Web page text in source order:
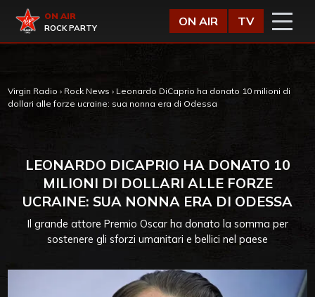
Virgin Radio
ON AIR
ROCK PARTY
ON AIR TV
Virgin Radio › Rock News › Leonardo DiCaprio ha donato 10 milioni di
dollari alle forze ucraine: sua nonna era di Odessa
LEONARDO DICAPRIO HA DONATO 10
MILIONI DI DOLLARI ALLE FORZE
UCRAINE: SUA NONNA ERA DI ODESSA
Il grande attore Premio Oscar ha donato la somma per
sostenere gli sforzi umanitari e bellici nel paese